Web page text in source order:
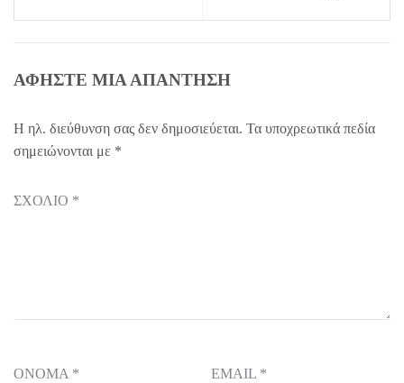
ΑΦΉΣΤΕ ΜΙΑ ΑΠΆΝΤΗΣΗ
Η ηλ. διεύθυνση σας δεν δημοσιεύεται. Τα υποχρεωτικά πεδία
σημειώνονται με *
ΣΧΌΛΙΟ *
ΌΝΟΜΑ * EMAIL *